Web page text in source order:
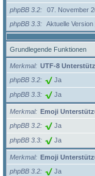
phpBB 3.2
07. November
phpBB 3.3
Aktuelle Version
Grundlegende Funktionen
Merkmal
UTF-8
phpBB 3.2
Ja
phpBB 3.3 Ja
Merkmal
Emoji
phpBB 3.2
Ja
phpBB 3.3 Ja
Merkmal
Emoji
phpBB 3.2
Ja